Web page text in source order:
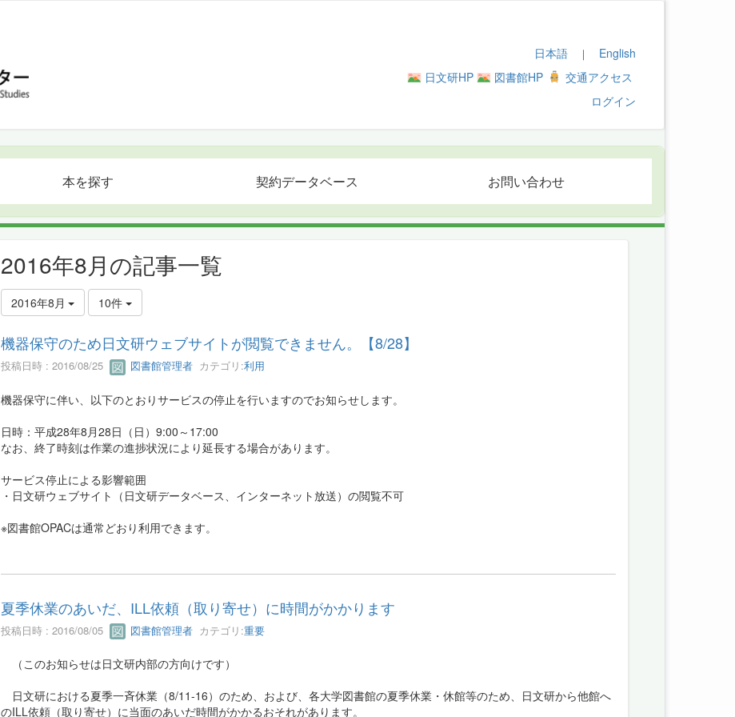
日本語｜ English
日文研HP
図書館HP
交通アクセス
ログイン
本を探す 契約データベース お問い合わせ
2016年8月の記事一覧
2016年8月 10件
機器保守のため日文研ウェブサイトが閲覧できません。【8/28】
投稿日時 : 2016/08/25 図書館管理者 カテゴリ:利用
機器保守に伴い、以下のとおりサービスの停止を行いますのでお知らせします。
日時：平成28年8月28日（日）9:00～17:00
なお、終了時刻は作業の進捗状況により延長する場合があります。
サービス停止による影響範囲
・日文研ウェブサイト（日文研データベース、インターネット放送）の閲覧不可
※図書館OPACは通常どおり利用できます。
夏季休業のあいだ、ILL依頼（取り寄せ）に時間がかかります
投稿日時 : 2016/08/05 図書館管理者 カテゴリ:重要
（このお知らせは日文研内部の方向けです）
日文研における夏季一斉休業（8/11-16）のため、および、各大学図書館の夏季休業・休館等のため、日文研から他館へ
のILL依頼（取り寄せ）に当面のあいだ時間がかかるおそれがあります。